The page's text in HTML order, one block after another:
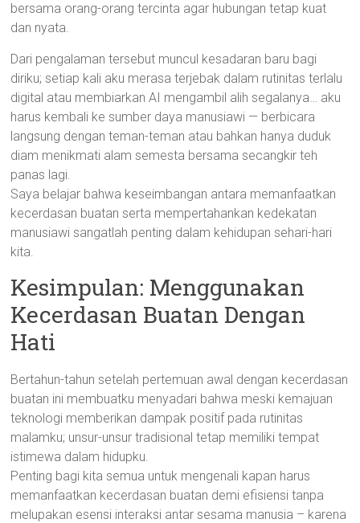
bersama orang-orang tercinta agar hubungan tetap kuat
dan nyata.
Dari pengalaman tersebut muncul kesadaran baru bagi
diriku; setiap kali aku merasa terjebak dalam rutinitas terlalu
digital atau membiarkan AI mengambil alih segalanya… aku
harus kembali ke sumber daya manusiawi — berbicara
langsung dengan teman-teman atau bahkan hanya duduk
diam menikmati alam semesta bersama secangkir teh
panas lagi.
Saya belajar bahwa keseimbangan antara memanfaatkan
kecerdasan buatan serta mempertahankan kedekatan
manusiawi sangatlah penting dalam kehidupan sehari-hari
kita.
Kesimpulan: Menggunakan
Kecerdasan Buatan Dengan
Hati
Bertahun-tahun setelah pertemuan awal dengan kecerdasan
buatan ini membuatku menyadari bahwa meski kemajuan
teknologi memberikan dampak positif pada rutinitas
malamku; unsur-unsur tradisional tetap memiliki tempat
istimewa dalam hidupku.
Penting bagi kita semua untuk mengenali kapan harus
memanfaatkan kecerdasan buatan demi efisiensi tanpa
melupakan esensi interaksi antar sesama manusia – karena